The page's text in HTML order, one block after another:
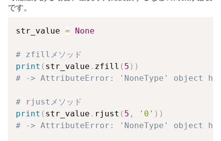
です。
str_value = None
# zfillメソッド
print ( str_value . zfill ( 5 ) )
# -> AttributeError: 'NoneType' object
# rjustメソッド
print ( str_value . rjust ( 5 , '0' ) )
# -> AttributeError: 'NoneType' object